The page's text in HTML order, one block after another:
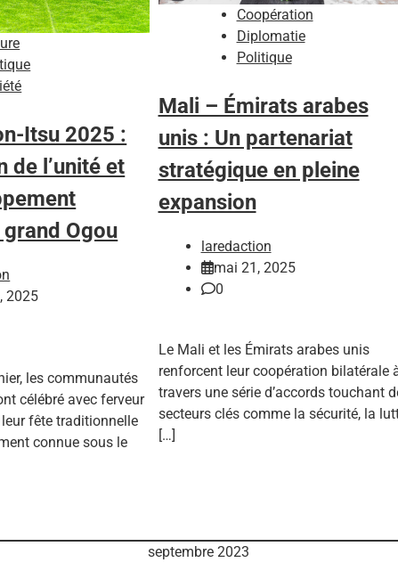
Itsu 2025 :
de l’unité et
Ogou
2025
les communautés
célébré avec ferveur
fête traditionnelle
connue sous le
Coopération
Diplomatie
Politique
Mali – Émirats arabes
unis : Un partenariat
stratégique en pleine
expansion
laredaction
mai 21, 2025
0
Le Mali et les Émirats arabes unis
renforcent leur coopération bilatérale
travers une série d’accords touchant
secteurs clés comme la sécurité, la
[…]
septembre 2023